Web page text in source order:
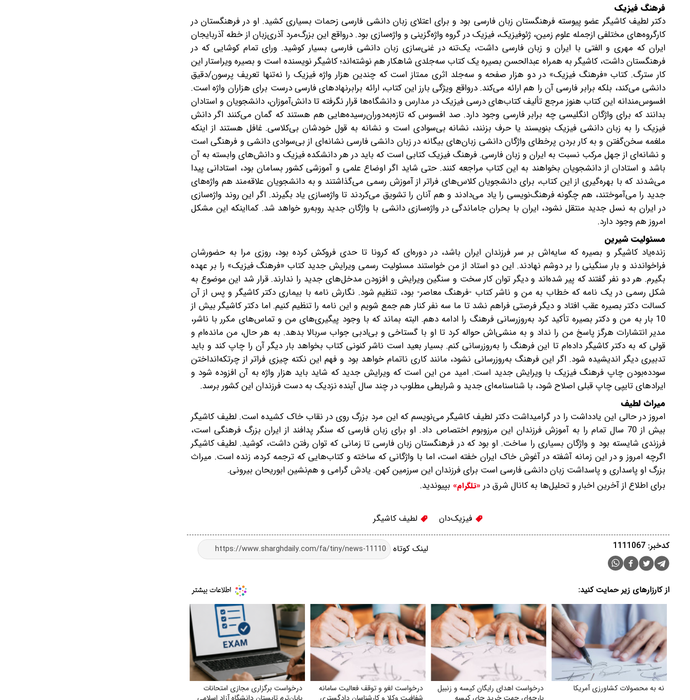
فرهنگ فیزیک
دکتر لطیف کاشیگر عضو پیوسته فرهنگستان زبان فارسی بود و برای اعتلای زبان دانشی فارسی زحمات بسیاری کشید. او در فرهنگستان در
کارگروه‌های مختلفی ازجمله علوم زمین، ژئوفیزیک، فیزیک در گروه واژه‌گزینی و واژه‌سازی بود. درواقع این بزرگ‌مرد آذری‌زبان از خطه آذربایجان
ایران که مهری و الفتی با ایران و زبان فارسی داشت، یک‌تنه در غنی‌سازی زبان دانشی فارسی بسیار کوشید. ورای تمام کوشایی که در
فرهنگستان داشت، کاشیگر به همراه عبدالحسن بصیره یک کتاب سه‌جلدی شاهکار هم نوشته‌اند؛ کاشیگر نویسنده است و بصیره ویراستار این
کار سترگ. کتاب «فرهنگ فیزیک» در دو هزار صفحه و سه‌جلد اثری ممتاز است که چندین هزار واژه فیزیک را نه‌تنها تعریف پرسون/دقیق
دانشی می‌کند، بلکه برابر فارسی آن را هم ارائه می‌‌‌کند. درواقع ویژگی بارز این کتاب، ارائه برابرنهادهای فارسی درست برای هزاران واژه است.
افسوس‌مندانه این کتاب هنوز مرجع تألیف کتاب‌های درسی فیزیک در مدارس و دانشگاه‌ها قرار نگرفته تا دانش‌آموزان، دانشجویان و استادان
بدانند که برای واژگان انگلیسی چه برابر فارسی وجود دارد. صد افسوس که تازه‌به‌دوران‌رسیده‌هایی هم هستند که گمان می‌کنند اگر دانش
فیزیک را به زبان دانشی فیزیک بنویسند یا حرف بزنند، نشانه‌ بی‌سوادی است و نشانه به قول خودشان بی‌کلاسی. غافل هستند از اینکه
ملغمه سخن‌گفتن و به کار بردن پرخطای واژگان دانشی زبان‌های بیگانه در زبان دانشی فارسی نشانه‌ای از بی‌سوادی دانشی و فرهنگی است
و نشانه‌ای از جهل مرکب نسبت به ایران و زبان فارسی. فرهنگ فیزیک کتابی است که باید در هر دانشکده فیزیک و دانش‌های وابسته به آن
باشد‌ و استادان از دانشجویان بخواهند به این کتاب مراجعه کنند. حتی شاید اگر اوضاع علمی و آموزشی کشور بسامان بود، استادانی پیدا
می‌شدند که با بهره‌گیری از این کتاب، برای دانشجویان کلاس‌های فراتر از آموزش رسمی می‌گذاشتند و به دانشجویان علاقه‌مند هم واژه‌های
جدید را می‌آموختند، هم چگونه فرهنگ‌نویسی را یاد می‌دادند و هم آنان را تشویق می‌کردند تا واژه‌سازی یاد بگیرند. اگر این روند واژه‌سازی
در ایران به نسل جدید منتقل نشود، ایران با بحران جاماندگی در واژه‌سازی دانشی با واژگان جدید رو‌به‌رو خواهد شد. کمااینکه این مشکل
امروز هم وجود دارد.
مسئولیت شیرین
زنده‌یاد کاشیگر و بصیره که سایه‌اش بر سر فرزندان ایران باشد، در دوره‌ای که کرونا تا حدی فروکش کرده بود، روزی مرا به حضورشان
فراخواندند و بار سنگینی را بر دوشم‌ نهادند. این دو استاد از من خواستند مسئولیت رسمی ویرایش جدید کتاب «فرهنگ فیزیک» را بر عهده
بگیرم. هر دو نفر گفتند که پیر شده‌اند و دیگر توان کار سخت و سنگین ویرایش و افزودن مدخل‌های جدید را ندارند. قرار شد این موضوع به
شکل رسمی در یک نامه که خطاب به من و ناشر کتاب -‌فرهنگ معاصر- بود، تنظیم شود. نگارش نامه با بیماری دکتر کاشیگر و پس‌ از آن
کسالت دکتر بصیره عقب افتاد و دیگر فرصتی فراهم نشد تا ما سه نفر کنار هم جمع شویم و این نامه را تنظیم کنیم. اما دکتر کاشیگر بیش از
10 بار به من و دکتر بصیره تأکید کرد به‌روزرسانی فرهنگ را ادامه دهم. البته بماند که با وجود پیگیری‌های من و تماس‌های مکرر با ناشر،
مدیر انتشارات هرگز پاسخ من را نداد و به منشی‌اش حواله کرد تا او با گستاخی و بی‌ادبی جواب سربالا بدهد. ‌به‌ هر حال، من مانده‌ام و
قولی که به دکتر کاشیگر داده‌ام تا این فرهنگ را به‌روزرسانی کنم. بسیار بعید است ناشر کنونی کتاب بخواهد بار دیگر آن را چاپ کند و باید
تدبیری دیگر اندیشیده شود. اگر این فرهنگ به‌روزرسانی نشود، مانند کاری ناتمام خواهد بود و فهم این نکته چیزی فراتر از چرتکه‌انداختن
سودده‌بودن چاپ فرهنگ فیزیک با ویرایش جدید است. امید من این است که ویرایش جدید که شاید باید هزار واژه به آن افزوده شود و
ایرادهای تایپی چاپ قبلی اصلاح شود، با شناسنامه‌ای جدید و شرایطی مطلوب در چند سال آینده نزدیک به دست فرزندان این کشور برسد.
میراث لطیف
امروز در حالی این یادداشت را در گرامیداشت دکتر لطیف کاشیگر می‌نویسم که این مرد بزرگ روی در نقاب خاک کشیده است. لطیف کاشیگر
بیش از 70 سال تمام را به آموزش فرزندان این مرزوبوم اختصاص داد. او برای زبان فارسی که سنگر پدافند از ایران بزرگ فرهنگی است،
فرزندی شایسته بود و واژگان بسیاری را ساخت. او بود که در فرهنگستان زبان فارسی تا زمانی که توان رفتن داشت، کوشید. لطیف کاشیگر
اگرچه امروز و در این زمانه آشفته در آغوش خاک ایران خفته است، اما با واژگانی که ساخته و کتاب‌هایی که ترجمه کرده، زنده است. میراث
بزرگ او پاسداری و پاسداشت زبان دانشی فارسی است برای فرزندان این سرزمین کهن. یادش گرامی و هم‌نشین ابوریحان بیرونی.
برای اطلاع از آخرین اخبار و تحلیل‌ها به کانال شرق در «تلگرام» بپیوندید.
فیزیک‌دان لطیف کاشیگر
لینک کوتاه کدخبر: 1111067
از کارزارهای زیر حمایت کنید:
نه به محصولات کشاورزی آمریکا
درخواست اهدای رایگان کیسه و زنبیل
درخواست لغو و توقف فعالیت سامانه
درخواست برگزاری مجازی امتحانات